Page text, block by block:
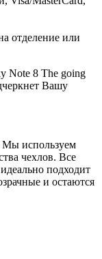
отделение или
Note 8 The going
Вашу
Мы используем
чехлов. Все
подходит
и остаются